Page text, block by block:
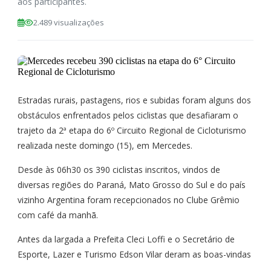
2.489 visualizações
Estradas rurais, pastagens, rios e subidas foram alguns dos
obstáculos enfrentados pelos ciclistas que desafiaram o
trajeto da 2ª etapa do 6º Circuito Regional de Cicloturismo
realizada neste domingo (15), em Mercedes.
Desde às 06h30 os 390 ciclistas inscritos, vindos de
diversas regiões do Paraná, Mato Grosso do Sul e do país
vizinho Argentina foram recepcionados no Clube Grêmio
com café da manhã.
Antes da largada a Prefeita Cleci Loffi e o Secretário de
Esporte, Lazer e Turismo Edson Vilar deram as boas-vindas